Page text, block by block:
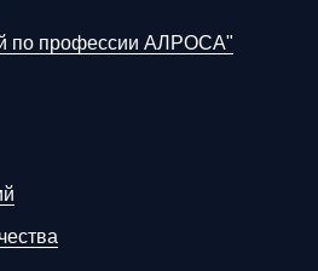
по профессии АЛРОСА"